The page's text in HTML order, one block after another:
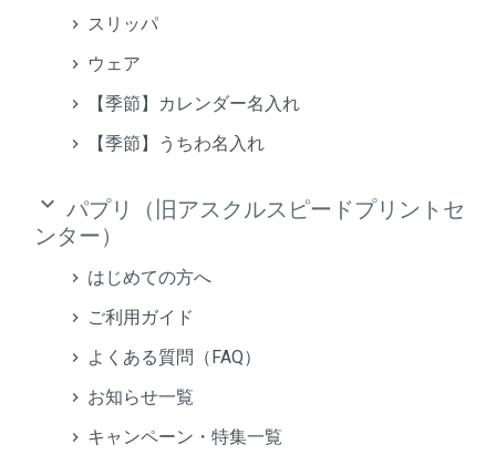
スリッパ
ウェア
【季節】カレンダー名入れ
【季節】うちわ名入れ
keyboard_arrow_down パプリ（旧アスクルスピードプリントセ
ンター）
はじめての方へ
ご利用ガイド
よくある質問（FAQ）
お知らせ一覧
キャンペーン・特集一覧